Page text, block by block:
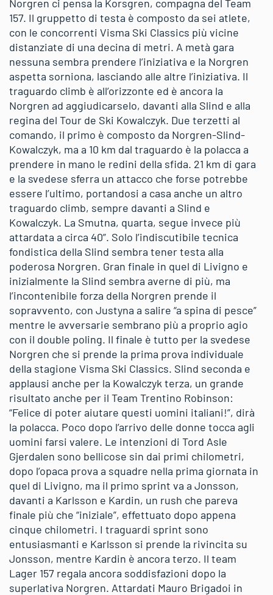
Norgren ci pensa la Korsgren, compagna del Team
157. Il gruppetto di testa è composto da sei atlete,
con le concorrenti Visma Ski Classics più vicine
distanziate di una decina di metri. A metà gara
nessuna sembra prendere l’iniziativa e la Norgren
aspetta sorniona, lasciando alle altre l’iniziativa. Il
traguardo climb è all’orizzonte ed è ancora la
Norgren ad aggiudicarselo, davanti alla Slind e alla
regina del Tour de Ski Kowalczyk. Due terzetti al
comando, il primo è composto da Norgren-Slind-
Kowalczyk, ma a 10 km dal traguardo è la polacca a
prendere in mano le redini della sfida. 21 km di gara
e la svedese sferra un attacco che forse potrebbe
essere l’ultimo, portandosi a casa anche un altro
traguardo climb, sempre davanti a Slind e
Kowalczyk. La Smutna, quarta, segue invece più
attardata a circa 40”. Solo l’indiscutibile tecnica
fondistica della Slind sembra tener testa alla
poderosa Norgren. Gran finale in quel di Livigno e
inizialmente la Slind sembra averne di più, ma
l’incontenibile forza della Norgren prende il
sopravvento, con Justyna a salire “a spina di pesce”
mentre le avversarie sembrano più a proprio agio
con il double poling. Il finale è tutto per la svedese
Norgren che si prende la prima prova individuale
della stagione Visma Ski Classics. Slind seconda e
applausi anche per la Kowalczyk terza, un grande
risultato anche per il Team Trentino Robinson:
“Felice di poter aiutare questi uomini italiani!”, dirà
la polacca. Poco dopo l’arrivo delle donne tocca agli
uomini farsi valere. Le intenzioni di Tord Asle
Gjerdalen sono bellicose sin dai primi chilometri,
dopo l’opaca prova a squadre nella prima giornata in
quel di Livigno, ma il primo sprint va a Jonsson,
davanti a Karlsson e Kardin, un rush che pareva
finale più che “iniziale”, effettuato dopo appena
cinque chilometri. I traguardi sprint sono
entusiasmanti e Karlsson si prende la rivincita su
Jonsson, mentre Kardin è ancora terzo. Il team
Lager 157 regala ancora soddisfazioni dopo la
superlativa Norgren. Attardati Mauro Brigadoi in